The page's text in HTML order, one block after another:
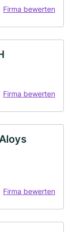
Firma bewerten
Firma bewerten
Firma bewerten